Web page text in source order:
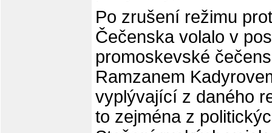
Po zrušení režimu
Čečenska volalo v
promoskevské
Ramzanem
vyplývající z daného
to zejména z